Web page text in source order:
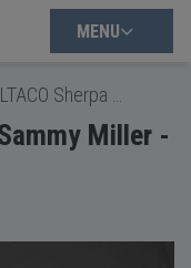
MENU
Miller -